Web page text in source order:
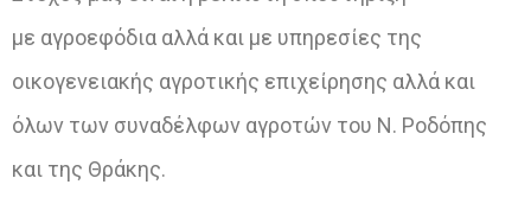
με αγροεφόδια αλλά και με υπηρεσίες της
οικογενειακής αγροτικής επιχείρησης αλλά και
όλων των συναδέλφων αγροτών του Ν. Ροδόπης
και της Θράκης.